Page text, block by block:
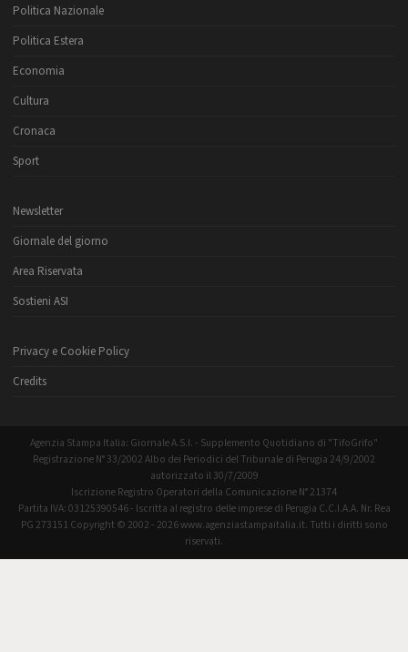
Politica Nazionale
Politica Estera
Economia
Cultura
Cronaca
Sport
Newsletter
Giornale del giorno
Area Riservata
Sostieni ASI
Privacy e Cookie Policy
Credits
Agenzia Stampa Italia: Giornale A.S.I. - Supplemento Quotidiano di "TifoGrifo"
Registrazione N° 33/2002 Albo dei Periodici del Tribunale di Perugia 24/9/2002
autorizzato il 30/7/2009
Iscrizione Registro Operatori della Comunicazione N° 21374
Partita IVA: 03125390546 - Iscritta al registro delle imprese di Perugia C.C.I.A.A. Nr. Rea
PG 273151 Copyright © 2002 - 2026 www.agenziastampaitalia.it. Tutti i diritti sono
riservati.